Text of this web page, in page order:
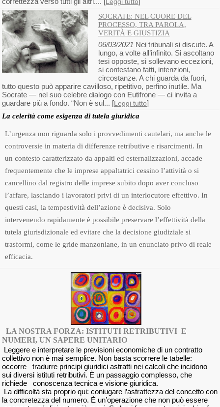
Leggi tutto
SOCRATE: NEL CUORE DEL
PROCESSO, TRA PAROLA,
VERITÀ E GIUSTIZIA
06/03/2021 Nei tribunali si discute. A
lungo, a volte all’infinito. Si ascoltano
tesi opposte, si sollevano eccezioni,
si contestano fatti, intenzioni,
circostanze. A chi guarda da fuori,
tutto questo può apparire cavilloso, ripetitivo, perfino inutile. Ma
Socrate — nel suo celebre dialogo con Eutifrone — ci invita a
guardare più a fondo. “Non è sul... [Leggi tutto]
La celerità come esigenza di tutela giuridica
L’urgenza non riguarda solo i provvedimenti cautelari, ma anche le
controversie in materia di differenze retributive e risarcimenti. In
un contesto caratterizzato da appalti ed esternalizzazioni, accade
frequentemente che le imprese appaltatrici cessino l’attività o si
cancellino dal registro delle imprese subito dopo aver concluso
l’affare, lasciando i lavoratori privi di un interlocutore effettivo. In
questi casi, la tempestività dell’azione è decisiva. Solo
intervenendo rapidamente è possibile preservare l’effettività della
tutela giurisdizionale ed evitare che la decisione giudiziale si
trasformi, come le gride manzoniane, in un enunciato privo di reale
efficacia.
LA NOSTRA FORZA: ISTITUTI RETRIBUTIVI E
NUMERI, UN SAPERE UNITARIO
Leggere e interpretare le previsioni economiche di un contratto
collettivo non è mai semplice. Non basta scorrere le tabelle:
occorre tradurre principi giuridici astratti nei calcoli che incidono
sui diversi istituti retributivi. È un passaggio complesso, che
richiede conoscenza tecnica e visione giuridica.
La difficoltà sta proprio qui: coniugare l’astrattezza del concetto con
la concretezza del numero. È un’operazione che non può essere